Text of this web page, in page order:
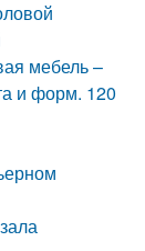
мебель –
и форм. 120